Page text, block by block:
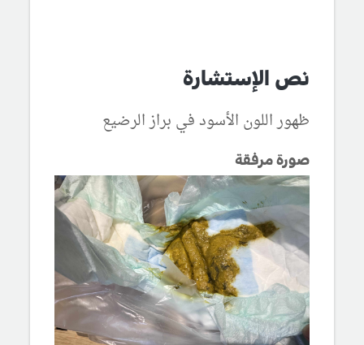
نص الإستشارة
ظهور اللون الأسود في براز الرضيع
صورة مرفقة